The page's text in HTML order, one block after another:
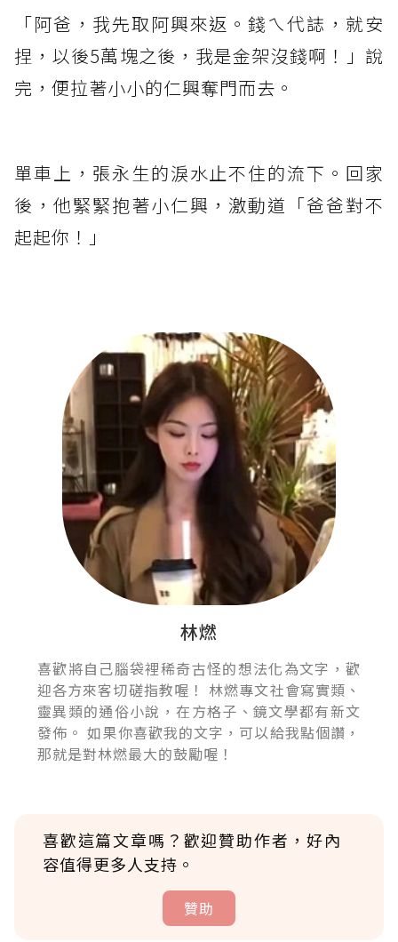
「阿爸，我先取阿興來返。錢ㄟ代誌，就安
捏，以後5萬塊之後，我是金架沒錢啊！」說
完，便拉著小小的仁興奪門而去。
單車上，張永生的淚水止不住的流下。回家
後，他緊緊抱著小仁興，激動道「爸爸對不
起起你！」
林燃
喜歡將自己腦袋裡稀奇古怪的想法化為文字，歡
迎各方來客切磋指教喔！ 林燃專文社會寫實類、
靈異類的通俗小說，在方格子、鏡文學都有新文
發佈。 如果你喜歡我的文字，可以給我點個讚，
那就是對林燃最大的鼓勵喔！
喜歡這篇文章嗎？歡迎贊助作者，好內
容值得更多人支持。
贊助